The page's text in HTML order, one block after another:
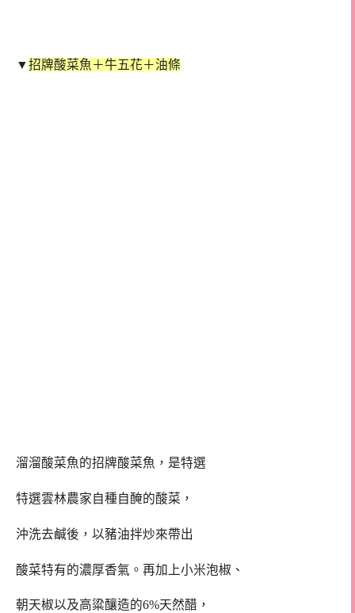
▼招牌酸菜魚＋牛五花＋油條
溜溜酸菜魚的招牌酸菜魚，是特選
特選雲林農家自種自醃的酸菜，
沖洗去鹹後，以豬油拌炒來帶出
酸菜特有的濃厚香氣。再加上小米泡椒、
朝天椒以及高粱釀造的6%天然醋，